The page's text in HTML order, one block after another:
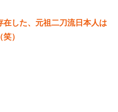
した、元祖二刀流日本人は
）